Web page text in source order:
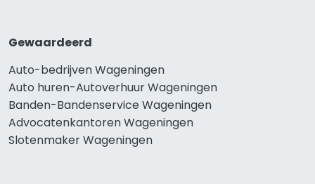
Gewaardeerd
Auto-bedrijven Wageningen
Auto huren-Autoverhuur Wageningen
Banden-Bandenservice Wageningen
Advocatenkantoren Wageningen
Slotenmaker Wageningen